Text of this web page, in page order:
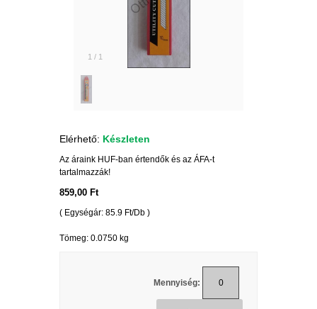
1 / 1
Elérhető: Készleten
Az áraink HUF-ban értendők és az ÁFA-t
tartalmazzák!
859,00 Ft
( Egységár: 85.9 Ft/Db )
Tömeg: 0.0750 kg
Mennyiség: